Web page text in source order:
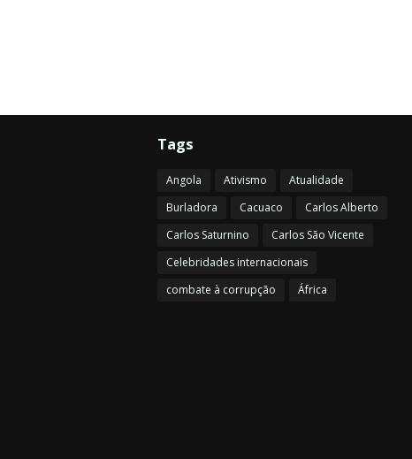
Tags
Angola Ativismo
Atualidade
Burladora
Cacuaco
Carlos Alberto
Carlos Saturnino
Carlos São Vicente
Celebridades internacionais
combate à corrupção
África